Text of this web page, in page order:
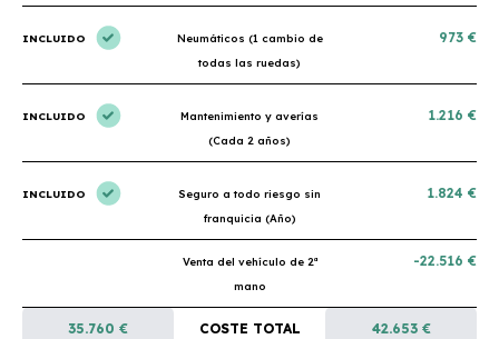
INCLUIDO
Neumáticos (1 cambio de
todas las ruedas)
973 €
INCLUIDO
Mantenimiento y averías
(Cada 2 años)
1.216 €
INCLUIDO
Seguro a todo riesgo sin
franquicia (Año)
1.824 €
Venta del vehículo de 2ª
mano
-22.516 €
35.760 € COSTE TOTAL 42.653 €